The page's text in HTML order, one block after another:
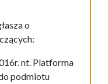
o
nt. Platforma
podmiotu